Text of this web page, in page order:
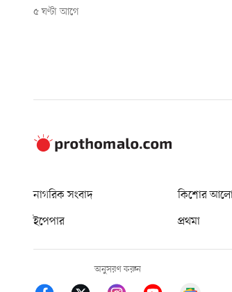
৫ ঘণ্টা আগে
নাগরিক সংবাদ কিশোর
ইপেপার
প্রথমা
অনুসরণ করুন